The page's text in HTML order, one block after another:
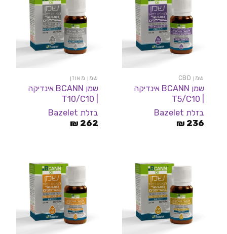
שמן CBD
שמן BCANN אינדיקה
בזלת Bazelet
236
₪
שמן מאוזן
שמן BCANN אינדיקה
בזלת Bazelet
262
₪